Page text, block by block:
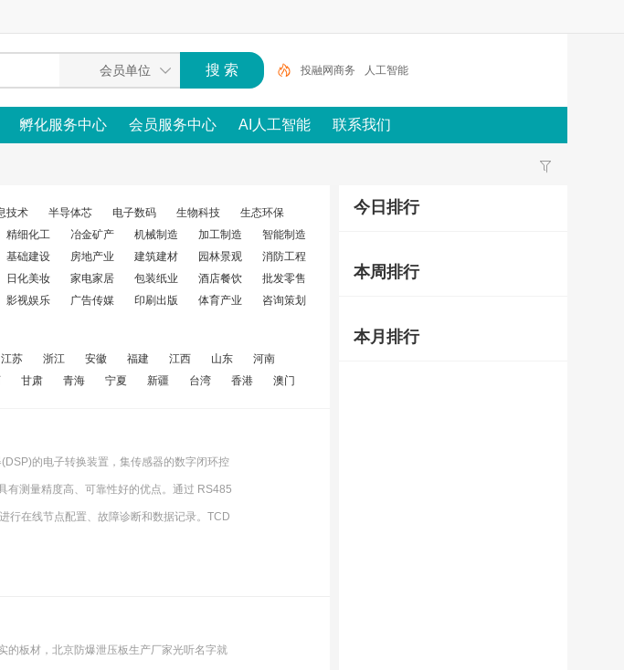
投融网商务 人工智能
孵化服务中心 会员服务中心 AI人工智能 联系我们
技术 半导体芯 电子数码 生物科技
生态环保
精细化工 冶金矿产 机械制造 加工制造
智能制造
基础建设 房地产业 建筑建材 园林景观
消防工程
日化美妆 家电家居 包装纸业 酒店餐饮
批发零售
影视娱乐 广告传媒 印刷出版 体育产业
咨询策划
江苏 浙江 安徽 福建 江西 山东
河南
甘肃 青海 宁夏 新疆 台湾 香港 澳门
的电子转换装置，集传感器的数字闭环控
有测量精度高、可靠性好的优点。通过 RS485
行在线节点配置、故障诊断和数据记录。TCD
的板材，北京防爆泄压板生产厂家光听名字就
今日排行
本周排行
本月排行